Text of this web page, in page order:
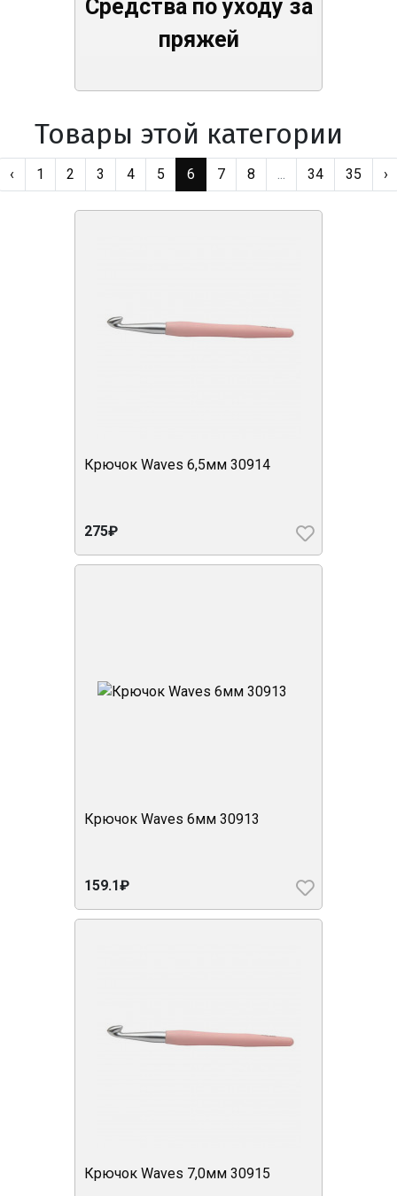
Средства по уходу за
пряжей
Товары этой категории
‹ 1 2 3 4 5 6 7 8 ... 34 35 ›
Крючок Waves 6,5мм 30914
275₽
Крючок Waves 6мм 30913
159.1₽
Крючок Waves 7,0мм 30915